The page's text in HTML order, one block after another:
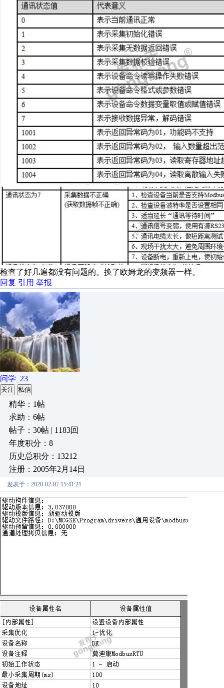
检查了好几遍都没有问题的。换了欧姆龙的变频器一样。
回复 引用 举报
问学_23
关注 私信
精华：1帖
求助：6帖
帖子：30帖 | 1183回
年度积分：8
历史总积分：13212
注册：2005年2月14日
发表于：2020-02-07 15:41:21